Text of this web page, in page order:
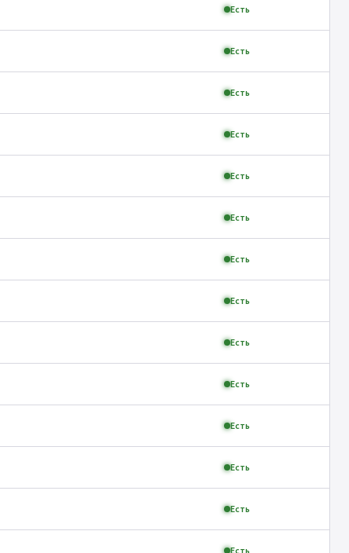
Есть
Есть
Есть
Есть
Есть
Есть
Есть
Есть
Есть
Есть
Есть
Есть
Есть